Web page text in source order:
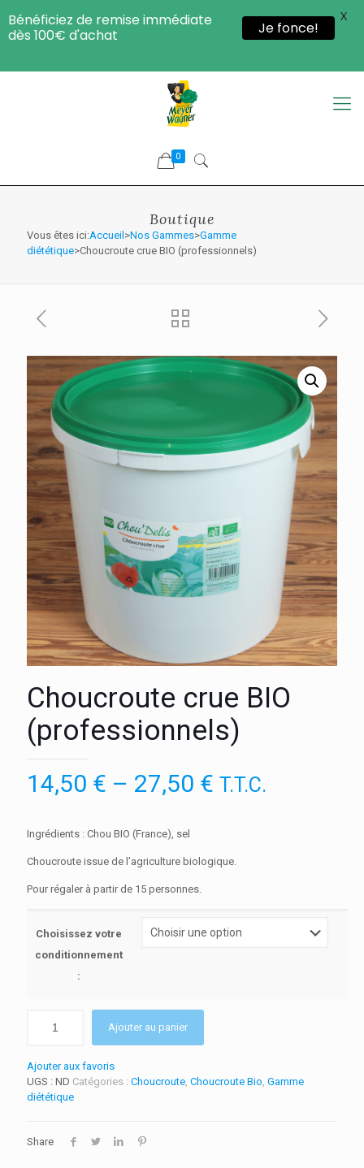
0
Boutique
Vous êtes ici:Accueil >Nos Gammes>Gamme
diététique>Choucroute crue BIO (professionnels)
Choucroute crue BIO
(professionnels)
14,50 € – 27,50 € T.T.C.
Ingrédients : Chou BIO (France), sel
Choucroute issue de l’agriculture biologique.
Pour régaler à partir de 15 personnes.
Choisissez votre
conditionnement
:
Ajouter au panier
Ajouter aux favoris
UGS : ND Catégories : Choucroute Choucroute Bio Gamme
diététique
Share
Bénéficiez de remise immédiate
dès 100€ d'achat
Je fonce!
X